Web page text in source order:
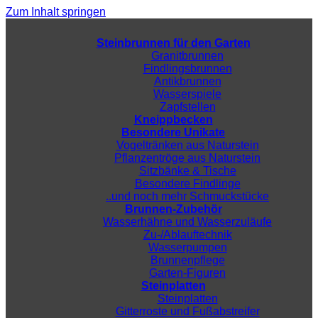
Zum Inhalt springen
Steinbrunnen für den Garten
Granitbrunnen
Findlingsbrunnen
Antikbrunnen
Wasserspiele
Zapfstellen
Kneippbecken
Besondere Unikate
Vogeltränken aus Naturstein
Pflanzentröge aus Naturstein
Sitzbänke & Tische
Besondere Findlinge
..und noch mehr Schmuckstücke
Brunnen-Zubehör
Wasserhähne und Wasserzuläufe
Zu-/Ablauftechnik
Wasserpumpen
Brunnenpflege
Garten-Figuren
Steinplatten
Steinplatten
Gitterroste und Fußabstreifer